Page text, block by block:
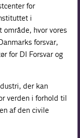
for
i
område, hvor vores
forsvar,
for DI Forsvar og
der kan
verden i forhold til
af den civile